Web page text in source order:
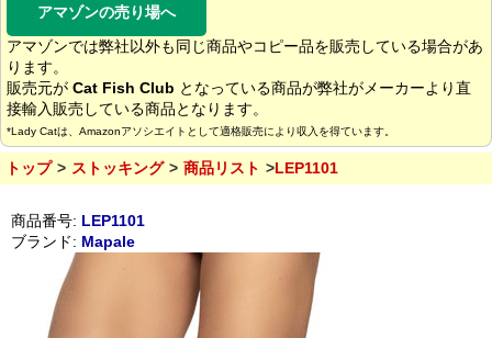
アマゾンの売り場へ
アマゾンでは弊社以外も同じ商品やコピー品を販売している場合があ
ります。
販売元が Cat Fish Club となっている商品が弊社がメーカーより直
接輸入販売している商品となります。
*Lady Catは、Amazonアソシエイトとして適格販売により収入を得ています。
トップ ストッキング 商品リスト LEP1101
商品番号: LEP1101
ブランド: Mapale